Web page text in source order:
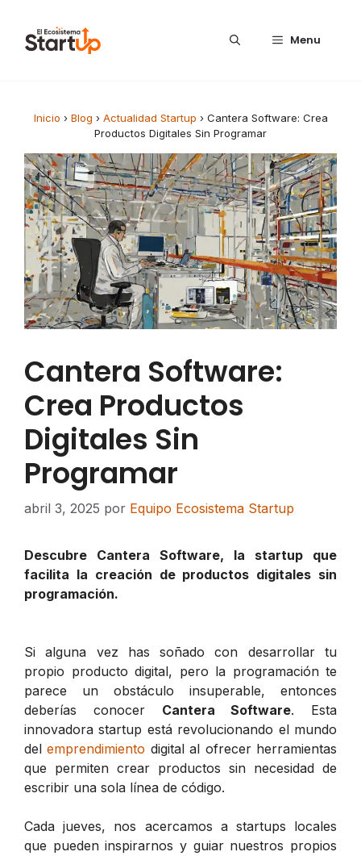
Menu
Inicio › Blog › Actualidad Startup › Cantera Software: Crea
Productos Digitales Sin Programar
Cantera Software:
Crea Productos
Digitales Sin
Programar
abril 3, 2025 por Equipo Ecosistema Startup
Descubre Cantera Software, la startup que
facilita la creación de productos digitales sin
programación.
Si alguna vez has soñado con desarrollar tu
propio producto digital, pero la programación te
parece un obstáculo insuperable, entonces
deberías conocer Cantera Software. Esta
innovadora startup está revolucionando el mundo
delemprendimiento digital al ofrecer herramientas
que permiten crear productos sin necesidad de
escribir una sola línea de código.
Cada jueves, nos acercamos a startups locales
que pueden inspirarnos y guiar nuestros propios